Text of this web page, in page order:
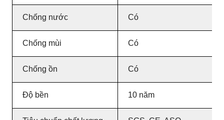
Chống nước Có
Chống mùi Có
Chống ồn Có
Độ bền 10 năm